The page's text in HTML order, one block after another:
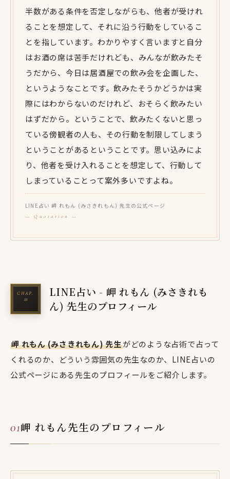
半数がある条件を否定しながらも、他者が受けれ
ることを想定して、それに沿う行動をしているこ
とを指しています。わかりやすく言いますと自分
はお酒の席は苦手だけれども、みんなが飲みたそ
うだから、今日は居酒屋での飲み会を企画した、
というようなことです。飲みたそうかどうかは実
際にはわからないのだけれど、おそらく飲みたい
はずだから。ということで、飲みたくないと思っ
ている傍観者の人も、その行動を制限してしまう
ということがあるということです。思い込みによ
り、他者を受け入れることを想定して、行動して
しまっていることって案外多いですよね。
LINE占い 岬 れもん (みさきれもん) 先生の公式ページ
LINE占い - 岬 れもん (みさきれも
ん) 先生のプロフィール
岬 れもん (みさきれもん) 先生がどのような占術で占って
くれるのか、どういう雰囲気の先生なのか、LINE占いの
公式ページにある先生のプロフィールをご紹介します。
岬 れもん先生のプロフィール